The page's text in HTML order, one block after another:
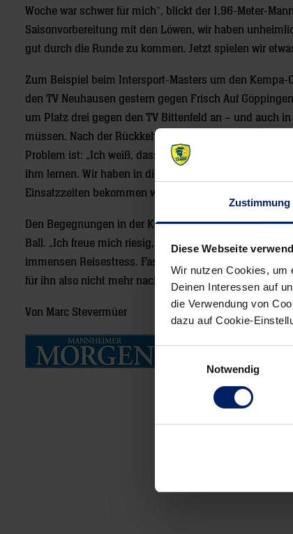
Zustimmung
Diese Webseite
Wir nutzen Cookies, um
Deinen Interessen auf
die Verwendung von
dazu auf Cookie-
Notwendig
Woche war schwer für mich“, blickt der 1,96-Meter-
Saisonvorbereitung mit den Löwen, wir haben
gut durch die Runde zu kommen. Jetzt spielen wir
Zum Beispiel beim Intersport-Masters um den
den TV Neuhausen gestern gegen Frisch Auf
um Platz drei gegen den TV Bittenfeld an – und auch
müssen. Nach der Rückkehr des Kapitäns ist die Rolle
Problem ist: „Ich weiß, dass ich der zweite Mann bin
ihm lernen. Wir haben in dieser Saison aber so viele
Einsatzzeiten bekommen werde.“
Den Begegnungen in der Königsklasse fiebert der
Ball. „Ich freue mich riesig, auch wenn auf uns sehr
immensen Reisestress. Fast jeden dritten Tag ein
für ihn also nicht mehr nach Island. Aber dort wird es
Von Marc Stevermüer